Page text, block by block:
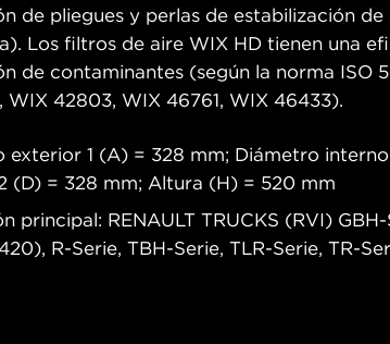
de pliegues y perlas de estabilización
Los filtros de aire WIX HD tienen una
de contaminantes (según la norma ISO
WIX 42803, WIX 46761, WIX 46433).
exterior 1 (A) = 328 mm; Diámetro
(D) = 328 mm; Altura (H) = 520 mm
principal: RENAULT TRUCKS (RVI)
R-Serie, TBH-Serie, TLR-Serie, TR-